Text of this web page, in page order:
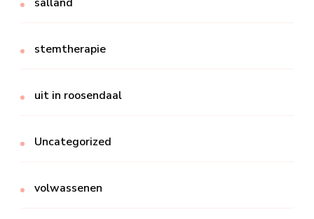
stemtherapie
uit in roosendaal
Uncategorized
volwassenen